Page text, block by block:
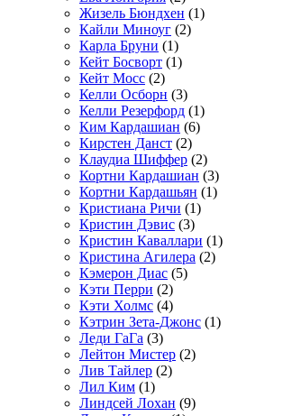
Жизель Бюндхен (1)
Кайли Миноуг (2)
Карла Бруни (1)
Кейт Босворт (1)
Кейт Мосс (2)
Келли Осборн (3)
Келли Резерфорд (1)
Ким Кардашиан (6)
Кирстен Данст (2)
Клаудиа Шиффер (2)
Кортни Кардашиан (3)
Кортни Кардашьян (1)
Кристиана Ричи (1)
Кристин Дэвис (3)
Кристин Каваллари (1)
Кристина Агилера (2)
Кэмерон Диас (5)
Кэти Перри (2)
Кэти Холмс (4)
Кэтрин Зета-Джонс (1)
Леди ГаГа (3)
Лейтон Мистер (2)
Лив Тайлер (2)
Лил Ким (1)
Линдсей Лохан (9)